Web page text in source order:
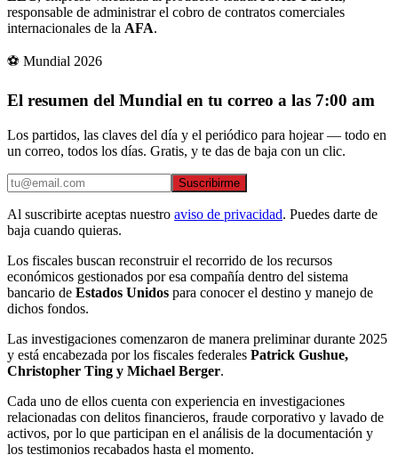
responsable de administrar el cobro de contratos comerciales
internacionales de la AFA.
⚽ Mundial 2026
El resumen del Mundial en tu correo a las 7:00 am
Los partidos, las claves del día y el periódico para hojear — todo en
un correo, todos los días. Gratis, y te das de baja con un clic.
Suscribirme
Al suscribirte aceptas nuestro aviso de privacidad. Puedes darte de
baja cuando quieras.
Los fiscales buscan reconstruir el recorrido de los recursos
económicos gestionados por esa compañía dentro del sistema
bancario de Estados Unidos para conocer el destino y manejo de
dichos fondos.
Las investigaciones comenzaron de manera preliminar durante 2025
y está encabezada por los fiscales federales Patrick Gushue,
Christopher Ting y Michael Berger.
Cada uno de ellos cuenta con experiencia en investigaciones
relacionadas con delitos financieros, fraude corporativo y lavado de
activos, por lo que participan en el análisis de la documentación y
los testimonios recabados hasta el momento.